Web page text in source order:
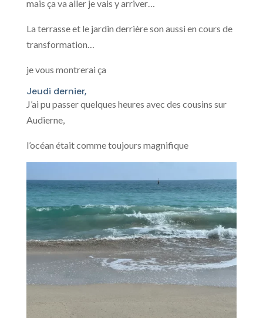
mais ça va aller je vais y arriver…
La terrasse et le jardin derrière son aussi en cours de
transformation…
je vous montrerai ça
Jeudi dernier,
J’ai pu passer quelques heures avec des cousins sur
Audierne,
l’océan était comme toujours magnifique